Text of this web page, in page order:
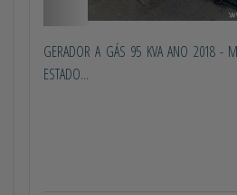
GERADOR A GÁS 95 KVA ANO 2018 -
ESTADO...